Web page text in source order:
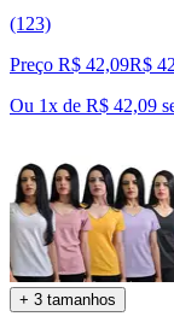
(123)
Preço R$ 42,09R$ 42
Ou 1x de R$ 42,09
+ 3 tamanhos